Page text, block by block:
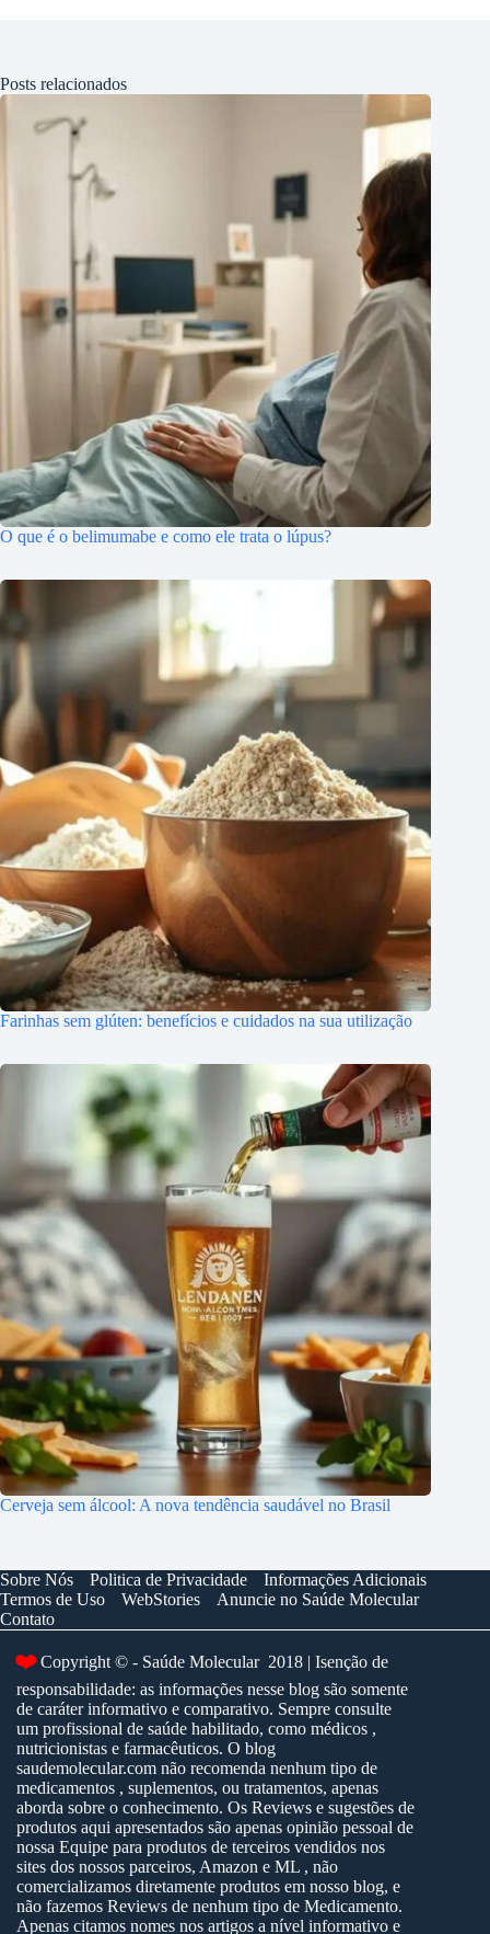
Posts relacionados
O que é o belimumabe e como ele trata o lúpus?
Farinhas sem glúten: benefícios e cuidados na sua utilização
Cerveja sem álcool: A nova tendência saudável no Brasil
Sobre Nós Politica de Privacidade
Informações Adicionais
Termos de Uso
WebStories
Anuncie no Saúde Molecular
Contato
❤️Copyright © - Saúde Molecular 2018 | Isenção de
responsabilidade: as informações nesse blog são somente
de caráter informativo e comparativo. Sempre consulte
um profissional de saúde habilitado, como médicos ,
nutricionistas e farmacêuticos. O blog
saudemolecular.com não recomenda nenhum tipo de
medicamentos , suplementos, ou tratamentos, apenas
aborda sobre o conhecimento. Os Reviews e sugestões de
produtos aqui apresentados são apenas opinião pessoal de
nossa Equipe para produtos de terceiros vendidos nos
sites dos nossos parceiros, Amazon e ML , não
comercializamos diretamente produtos em nosso blog, e
não fazemos Reviews de nenhum tipo de Medicamento.
Apenas citamos nomes nos artigos a nível informativo e